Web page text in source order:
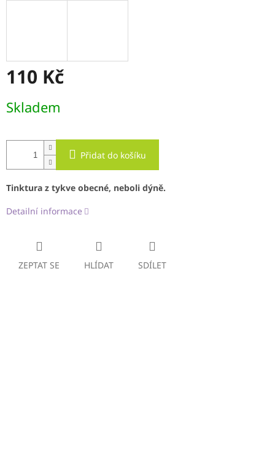
110 Kč
cena:
Skladem
Přidat do košíku
Tinktura z tykve obecné, neboli dýně.
Detailní informace
ZEPTAT SE HLÍDAT SDÍLET